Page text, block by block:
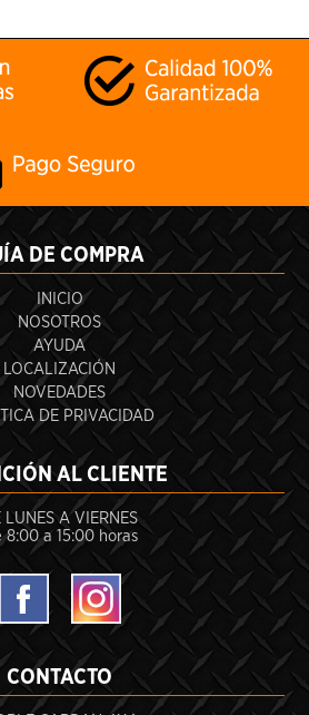
DE COMPRA
INICIO
NOSOTROS
AYUDA
LOCALIZACIÓN
NOVEDADES
DE PRIVACIDAD
AL CLIENTE
LUNES A VIERNES
8:00 a 15:00 horas
CONTACTO